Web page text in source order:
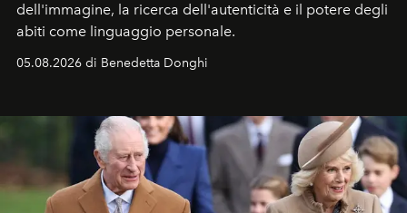
dell'immagine, la ricerca dell'autenticità e il potere degli
abiti come linguaggio personale.
05.08.2026 di Benedetta Donghi